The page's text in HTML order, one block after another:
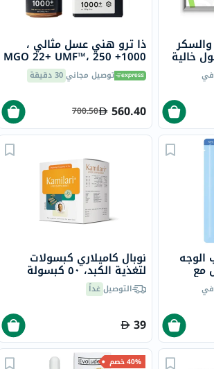
والسكر
خالية
ذا ترو هني عسل مثالي ،
1000+ MGO 22+ UMF™، 250
جرام توصيل مجاني30 دقيقة
560.40
700.50
الوجه
مع
نوبال كاميلاري كبسولات
لتغذية الكبد، ٥٠ كبسولة
التوصيلغداً
39
40% خصم